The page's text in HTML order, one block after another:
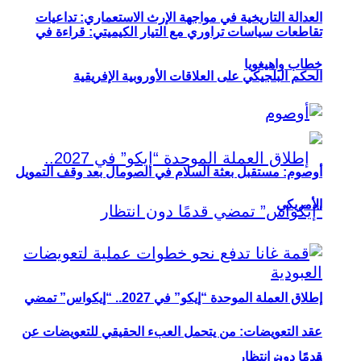
العدالة التاريخية في مواجهة الإرث الاستعماري: تداعيات
الحكم البلجيكي على العلاقات الأوروبية الإفريقية
إطلاق العملة الموحدة “إيكو” في 2027.. “إيكواس” تمضي
قدمًا دون انتظار
تقاطعات سياسات تراوري مع التيار الكيميتي: قراءة في
خطاب واهيغويا
أوصوم: مستقبل بعثة السلام في الصومال بعد وقف التمويل
الأمريكي
عقد التعويضات: من يتحمل العبء الحقيقي للتعويضات عن